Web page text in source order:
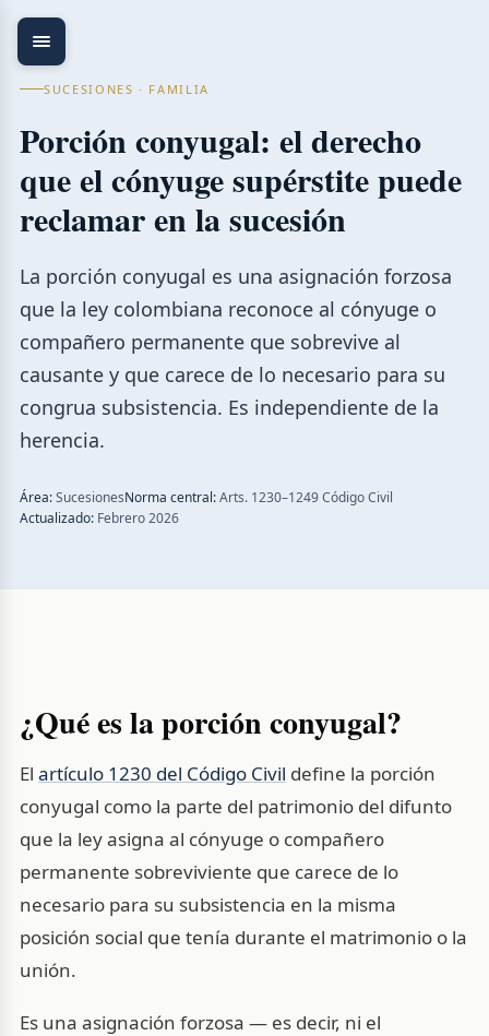
SUCESIONES · FAMILIA
Porción conyugal: el derecho
que el cónyuge supérstite puede
reclamar en la sucesión
La porción conyugal es una asignación forzosa
que la ley colombiana reconoce al cónyuge o
compañero permanente que sobrevive al
causante y que carece de lo necesario para su
congrua subsistencia. Es independiente de la
herencia.
Área:SucesionesNorma central:Arts. 1230–1249 Código Civil
Actualizado: Febrero 2026
¿Qué es la porción conyugal?
El artículo 1230 del Código Civil define la porción
conyugal como la parte del patrimonio del difunto
que la ley asigna al cónyuge o compañero
permanente sobreviviente que carece de lo
necesario para su subsistencia en la misma
posición social que tenía durante el matrimonio o la
unión.
Es una asignación forzosa — es decir, ni el